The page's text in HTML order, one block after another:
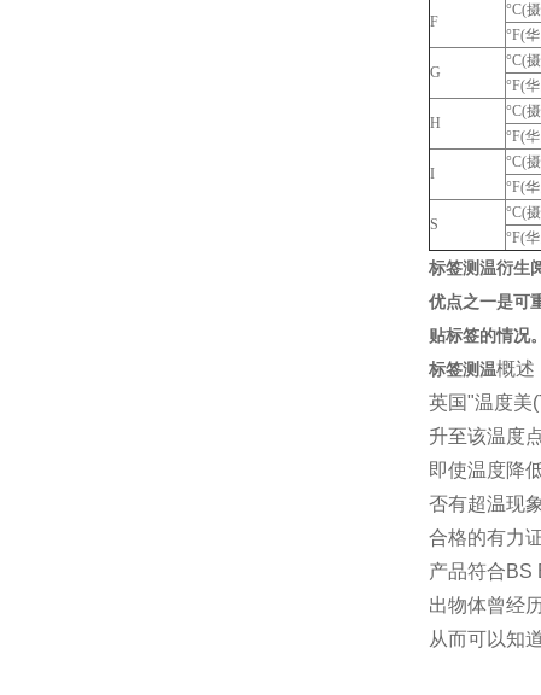
F
°C(
°F(
G
°C(
°F(
H
°C(
°F(
I
°C(
°F(
S
°C(
°F(
标签测温衍生
优点之一是可
贴标签的情况
标签测温概述
英国"温度美
升至该温度
即使温度降
否有超温现
合格的有力
产品符合BS
出物体曾经
从而可以知